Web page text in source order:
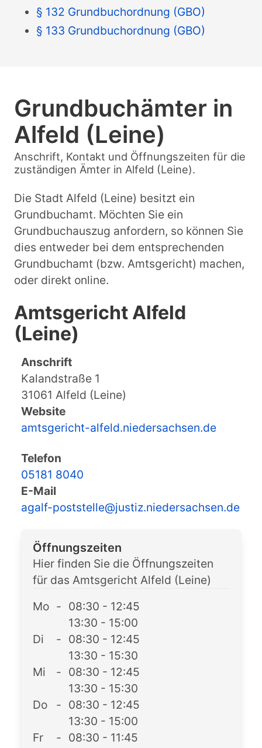
§ 132 Grundbuchordnung (GBO)
§ 133 Grundbuchordnung (GBO)
Grundbuchämter in
Alfeld (Leine)
Anschrift, Kontakt und Öffnungszeiten für die
zuständigen Ämter in Alfeld (Leine).
Die Stadt Alfeld (Leine) besitzt ein
Grundbuchamt. Möchten Sie ein
Grundbuchauszug anfordern, so können Sie
dies entweder bei dem entsprechenden
Grundbuchamt (bzw. Amtsgericht) machen,
oder direkt online.
Amtsgericht Alfeld
(Leine)
Anschrift
Kalandstraße 1
31061 Alfeld (Leine)
Website
amtsgericht-alfeld.niedersachsen.de
Telefon
05181 8040
E-Mail
agalf-poststelle@justiz.niedersachsen.de
Öffnungszeiten
Hier finden Sie die Öffnungszeiten
für das Amtsgericht Alfeld (Leine)
Mo - 08:30 - 12:45
13:30 - 15:00
Di
- 08:30 - 12:45
13:30 - 15:30
Mi
- 08:30 - 12:45
13:30 - 15:30
Do
- 08:30 - 12:45
13:30 - 15:00
Fr
- 08:30 - 11:45